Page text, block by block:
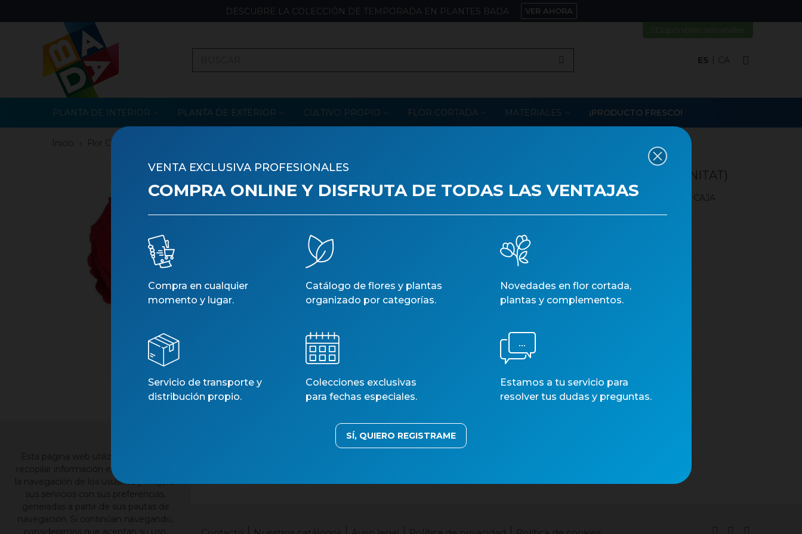
DESCUBRE LA COLECCIÓN DE TEMPORADA EN PLANTES BADA
VER AHORA
ES CA
PLANTA DE INTERIOR PLANTA DE EXTERIOR CULTIVO PROPIO FLOR CORTADA MATERIALES ¡PRODUCTO FRESCO!
Inicio Flor Cortada
ROSA PRESERVADA VERMELLA TIJA 20CM. (UNITAT)
ROSA CON TALLO 55CM---DIÀMETRO CABEZA ROSA 4,5-6cm SIN CAJA
Esta página web utiliza cookies para
recopilar información estadística sobre
la navegación de los usuarios y mejorar
sus servicios con sus preferencias,
generadas a partir de sus pautas de
navegación. Si continúan navegando,
consideramos que aceptan su uso,
VENTA EXCLUSIVA PROFESIONALES
COMPRA ONLINE Y DISFRUTA DE TODAS LAS VENTAJAS
Compra en cualquier
momento y lugar.
Catálogo de flores y plantas
organizado por categorías.
Novedades en flor cortada,
plantas y complementos.
Servicio de transporte y
distribución propio.
Colecciones exclusivas
para fechas especiales.
Estamos a tu servicio para
resolver tus dudas y preguntas.
SÍ, QUIERO REGISTRAME